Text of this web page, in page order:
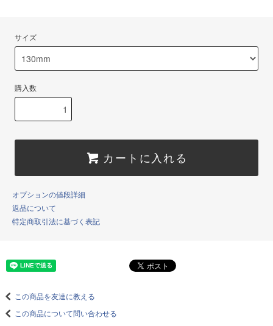
サイズ
購入数
カートに入れる
オプションの値段詳細
返品について
特定商取引法に基づく表記
この商品を友達に教える
この商品について問い合わせる